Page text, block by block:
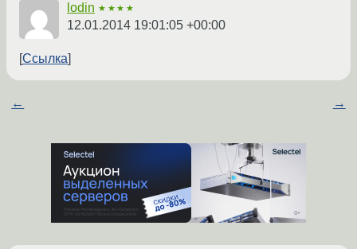
lodin ★★★★
12.01.2014 19:01:05 +00:00
Ссылка
← →